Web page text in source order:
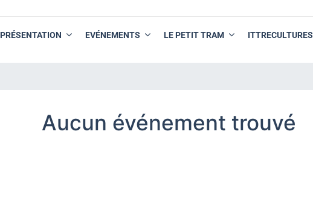
PRÉSENTATION EVÉNEMENTS LE PETIT TRAM ITTRECULTURES
Aucun événement trouvé